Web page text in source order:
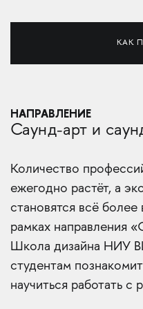
КАК
НАПРАВЛЕНИЕ
Саунд-арт и
Количество
ежегодно растёт, а
становятся всё
рамках направления
Школа дизайна НИУ
студентам
научиться работать с